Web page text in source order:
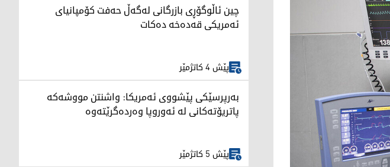
چین ئاڵوگۆڕی بازرگانی لەگەڵ حەفت کۆمپانیای
ئەمریکی قەدەخە دەکات
پێش 4 کاتژمێر
بەرپرسێکی پێشووی ئەمریکا: واشنتن مووشەکە
پاتریۆتەکانی لە ئەوروپا وەردەگرێتەوە
پێش 5 کاتژمێر